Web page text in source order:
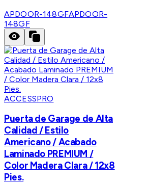
APDOOR-148GFAPDOOR-
148GF
ACCESSPRO
Puerta de Garage de Alta
Calidad / Estilo
Americano / Acabado
Laminado PREMIUM /
Color Madera Clara / 12x8
Pies.